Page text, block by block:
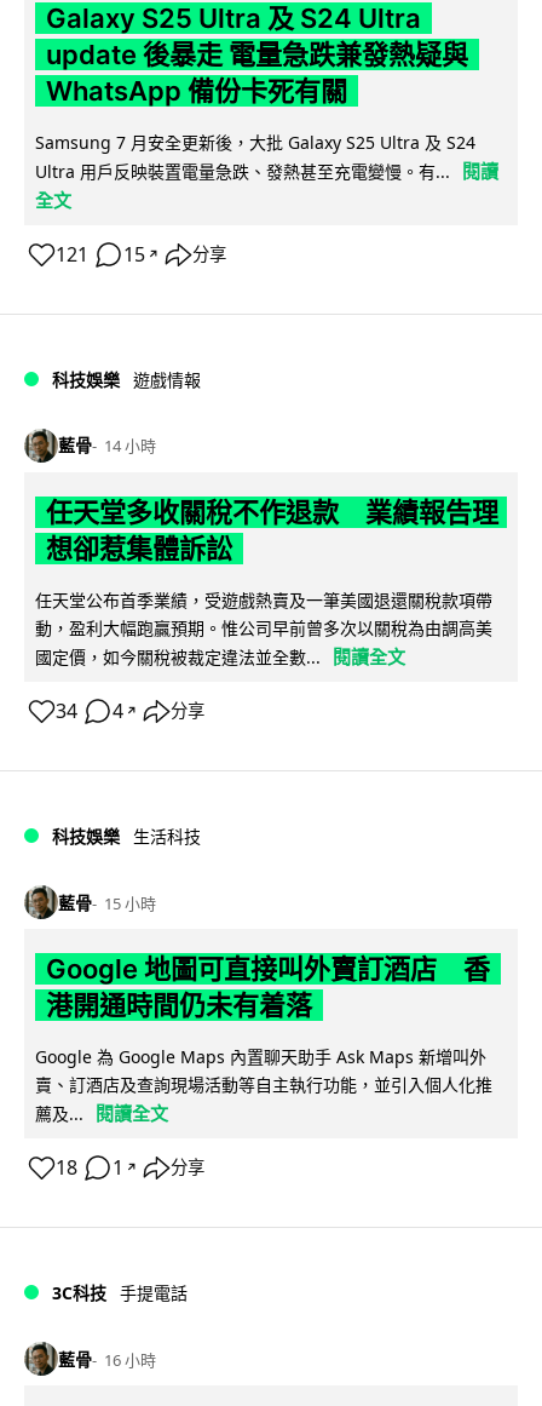
Galaxy S25 Ultra 及 S24 Ultra
update 後暴走 電量急跌兼發熱疑與
WhatsApp 備份卡死有關
Samsung 7 月安全更新後，大批 Galaxy S25 Ultra 及 S24
Ultra 用戶反映裝置電量急跌、發熱甚至充電變慢。有...
閱讀
全文
121 15 ↗ 分享
科技娛樂 遊戲情報
藍骨 14 小時
任天堂多收關稅不作退款 業績報告理
想卻惹集體訴訟
任天堂公布首季業績，受遊戲熱賣及一筆美國退還關稅款項帶
動，盈利大幅跑贏預期。惟公司早前曾多次以關稅為由調高美
國定價，如今關稅被裁定違法並全數...
閱讀全文
34 4 ↗ 分享
科技娛樂 生活科技
藍骨 15 小時
Google 地圖可直接叫外賣訂酒店 香
港開通時間仍未有着落
Google 為 Google Maps 內置聊天助手 Ask Maps 新增叫外
賣、訂酒店及查詢現場活動等自主執行功能，並引入個人化推
薦及...
閱讀全文
18 1 ↗ 分享
3C科技 手提電話
藍骨 16 小時